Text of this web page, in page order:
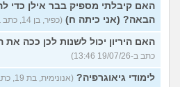
האם קיבלתי מספיק בבר אילן כדי
הבאה? (אני כיתה ח) (כפיר, בן 14, כתב ב-19/07/26 13:57)
האם היריון יכול לשנות לכן ככה את
כתב ב-19/07/26 13:46)
לימודי גיאוגרפיה? (אנונימית, בת 19, כתבה ב-19/07/26 13:37)